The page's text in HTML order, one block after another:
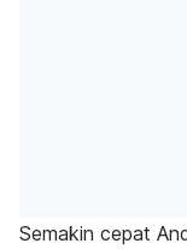
Semakin cepat